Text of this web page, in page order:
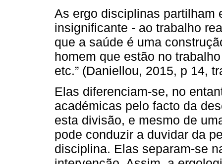
As ergo disciplinas partilham
insignificante - ao trabalho
que a saúde é uma
homem que estão no
etc.” (Daniellou, 2015, p 14,
Elas diferenciam-se, no
académicas pelo facto da
esta divisão, e mesmo de
pode conduzir a duvidar da
disciplina. Elas separam-se